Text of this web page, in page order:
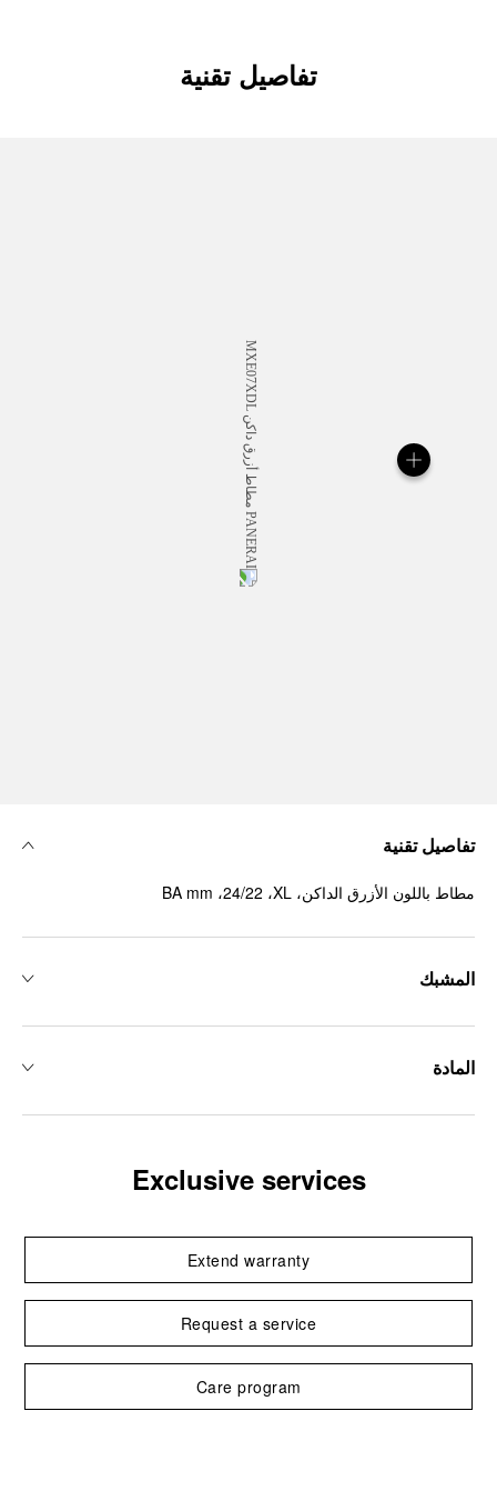
تفاصيل تقنية
تفاصيل تقنية
مطاط باللون الأزرق الداكن، ‏XL، ‏24/22، ‏BA mm
المشبك
المادة
Exclusive services
Extend warranty
Request a service
Care program